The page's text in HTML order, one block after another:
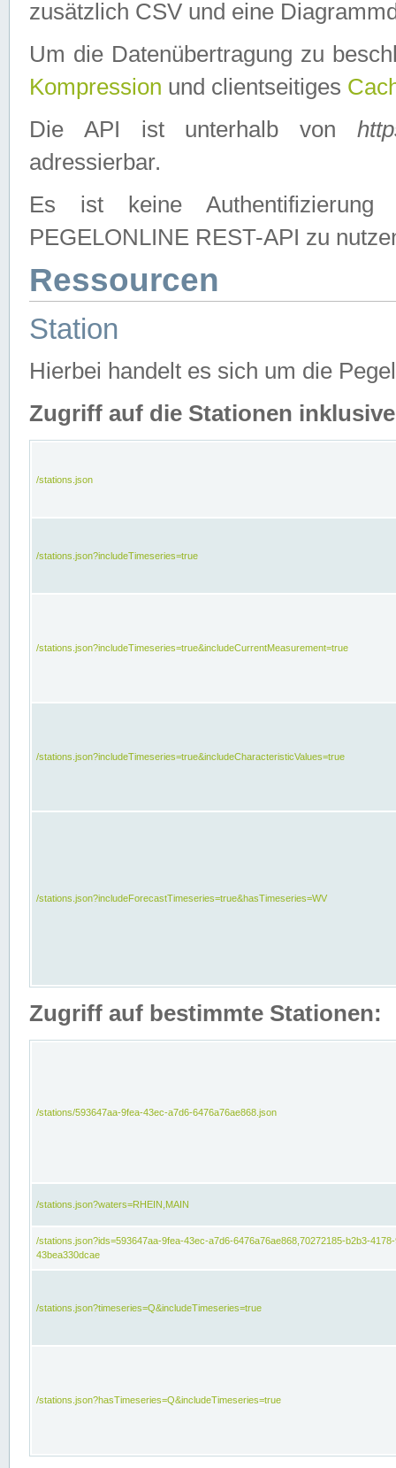
zusätzlich CSV und eine
Um die Datenübertragung zu
Kompression und clientseitiges
Die API ist unterhalb von
adressierbar.
Es ist keine
PEGELONLINE REST-API zu
Ressourcen
Station
Hierbei handelt es sich um die
Zugriff auf die Stationen
/stations.json
/stations.json?includeTimeseries=true
/stations.json?includeTimeseries=true&includeCurrentMeasurement=true
/stations.json?includeTimeseries=true&includeCharacteristicValues=true
/stations.json?includeForecastTimeseries=true&hasTimeseries=WV
Zugriff auf bestimmte Stationen:
/stations/593647aa-9fea-43ec-a7d6-6476a76ae868.json
/stations.json?waters=RHEIN,MAIN
/stations.json?ids=593647aa-9fea-43ec-a7d6-6476a76ae868,70272185-b2b3-
43bea330dcae
/stations.json?timeseries=Q&includeTimeseries=true
/stations.json?hasTimeseries=Q&includeTimeseries=true